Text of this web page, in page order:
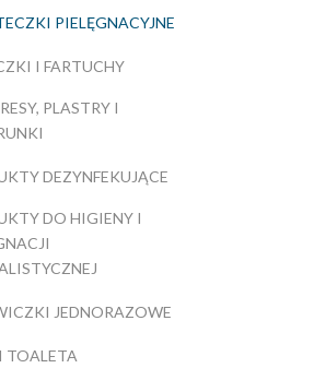
PIELĘGNACYJNE
I FARTUCHY
PLASTRY I
DEZYNFEKUJĄCE
DO HIGIENY I
JEDNORAZOWE
TOALETA